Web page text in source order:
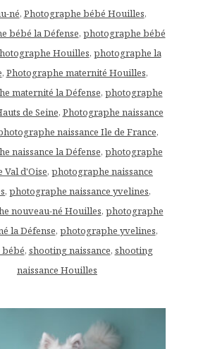
né, Photographe bébé Houilles,
bébé la Défense, photographe bébé
Houilles, photographe la
, Photographe maternité Houilles,
maternité la Défense, photographe
de Seine, Photographe naissance
naissance Ile de France,
naissance la Défense, photographe
Val d'Oise, photographe naissance
, photographe naissance yvelines,
nouveau-né Houilles, photographe
la Défense, photographe yvelines,
, shooting naissance, shooting
naissance Houilles